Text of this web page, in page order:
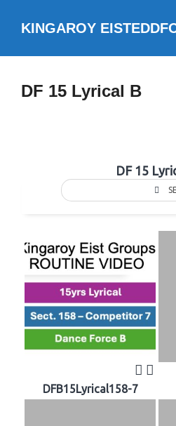
KINGAROY
DF 15 Lyrical B
DF 15
DFB15Lyrical158-7